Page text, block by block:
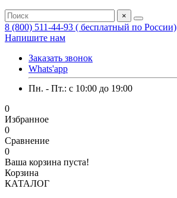
×
8 (800) 511-44-93 ( бесплатный по России)
Напишите нам
Заказать звонок
Whats'app
Пн. - Пт.: c 10:00 до 19:00
0
Избранное
0
Сравнение
0
Ваша корзина пуста!
Корзина
КАТАЛОГ